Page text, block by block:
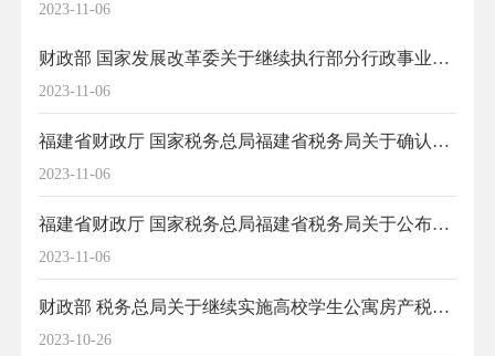
2023-11-06
2023-11-06
财政部 国家发展改革委关于继续执行部分行政事业性收费、政府性基金优惠政策的公告
2023-11-06
福建省财政厅 国家税务总局福建省税务局关于确认福建省红十字会等群众团体公益性捐赠税前扣除资格的通知
2023-11-06
福建省财政厅 国家税务总局福建省税务局关于公布2023年度获得免税资格的非营利组织名单的通知
2023-10-26
财政部 税务总局关于继续实施高校学生公寓房产税、印花税政策的公告（2023年第53号）